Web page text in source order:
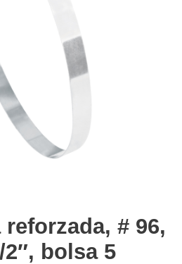
# 96,
2″, bolsa 5